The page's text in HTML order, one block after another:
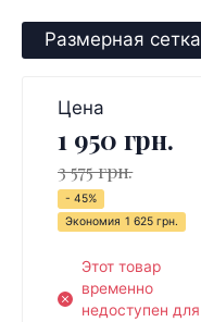
Размерная сетка
Цена
1 950 грн.
3 575 грн.
- 45%
Экономия 1 625 грн.
Этот товар
временно
недоступен для